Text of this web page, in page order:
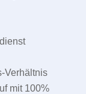
Verhältnis
mit 100%